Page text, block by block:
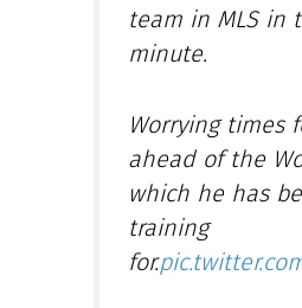
team in MLS in
minute.
Worrying times
ahead of the
which he has
training
for.